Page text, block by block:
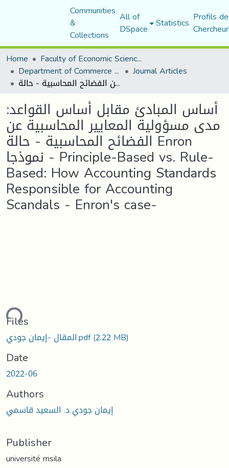
Communities
&
Collections
All of
DSpace Statistics Profils
Home
Faculty of Economic Sciences, Commerce and Management Sciences
Department of Commerce Science Journal Articles
أساس المبادئ مقابل أساس القواعد: مدى مسؤولية المعايير المحاسبية عن الفضائح المحاسبية - حالة Enron نموذجا - Principle-Based vs. Rule-Based: How Accounting Standards Responsible for Accounting Scandals - Enron's case-
أساس المبادئ مقابل أساس القواعد:
مدى مسؤولية المعايير المحاسبية عن
الفضائح المحاسبية - حالة Enron
نموذجا - Principle-Based vs. Rule-
Based: How Accounting Standards
Responsible for Accounting
Scandals - Enron's case-
Files
المقال -إيمان جودي.pdf(2.22 MB)
Date
2022-06
Authors
إيمان جودي د. السعيد قاسمي
Publisher
université msila